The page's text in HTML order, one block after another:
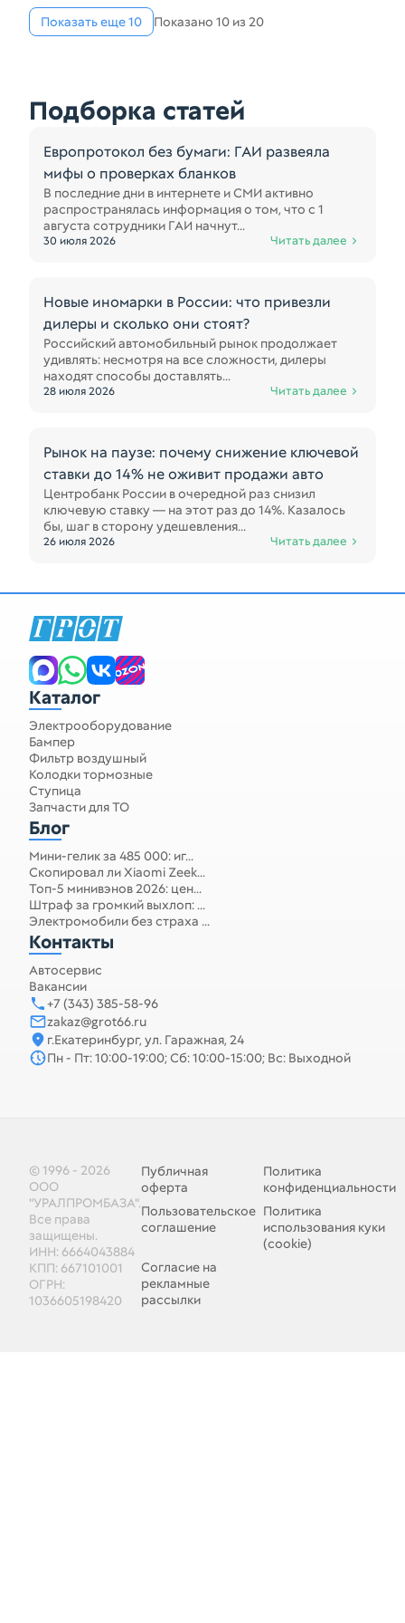
Показать еще 10 Показано 10 из 20
Подборка статей
Европротокол без бумаги: ГАИ развеяла
мифы о проверках бланков
В последние дни в интернете и СМИ активно
распространялась информация о том, что с 1
августа сотрудники ГАИ начнут...
30 июля 2026 Читать далее
Новые иномарки в России: что привезли
дилеры и сколько они стоят?
Российский автомобильный рынок продолжает
удивлять: несмотря на все сложности, дилеры
находят способы доставлять...
28 июля 2026 Читать далее
Рынок на паузе: почему снижение ключевой
ставки до 14% не оживит продажи авто
Центробанк России в очередной раз снизил
ключевую ставку — на этот раз до 14%. Казалось
бы, шаг в сторону удешевления...
26 июля 2026 Читать далее
Каталог
Электрооборудование
Бампер
Фильтр воздушный
Колодки тормозные
Ступица
Запчасти для ТО
Блог
Мини-гелик за 485 000: иг...
Скопировал ли Xiaomi Zeek...
Топ-5 минивэнов 2026: цен...
Штраф за громкий выхлоп: ...
Электромобили без страха ...
Контакты
Автосервис
Вакансии
+7 (343) 385-58-96
zakaz@grot66.ru
г.Екатеринбург, ул. Гаражная, 24
Пн - Пт: 10:00-19:00; Сб: 10:00-15:00; Вс: Выходной
© 1996 - 2026
ООО
"УРАЛПРОМБАЗА".
Все права
защищены.
ИНН: 6664043884
КПП: 667101001
ОГРН:
1036605198420
Публичная
оферта
Политика
конфиденциальности
Пользовательское
соглашение
Политика
использования куки
(cookie)
Согласие на
рекламные
рассылки